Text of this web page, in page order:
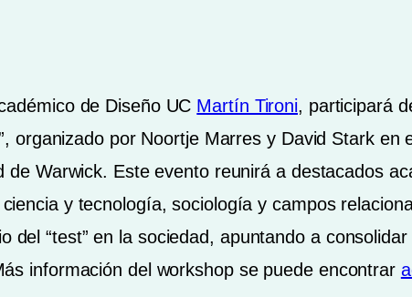
de Diseño UC Martín Tironi, participará
organizado por Noortje Marres y David Stark en
de Warwick. Este evento reunirá a destacados
y tecnología, sociología y campos
del “test” en la sociedad, apuntando a
información del workshop se puede encontrar